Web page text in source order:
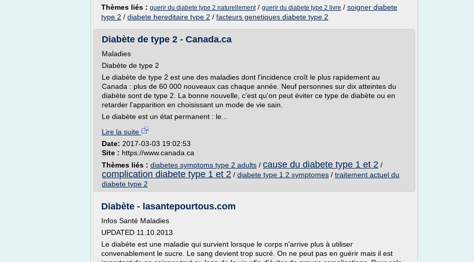
Thèmes liés : guerir du diabete type 2 naturellement/ guerir du diabete type 2 livre / soigner diabete
type 2 / diabete hereditaire type 2 / facteurs genetiques diabete type 2
Diabète de type 2 - Canada.ca
Maladies
Diabète de type 2
Le diabète de type 2 est une des maladies dont l'incidence croît le plus rapidement au
Canada : plus de 60 000 nouveaux cas chaque année. Neuf personnes sur dix atteintes du
diabète sont de type 2. La bonne nouvelle, c'est qu'on peut éviter ce type de diabète ou en
retarder l'apparition en choisissant un mode de vie sain.
Le diabète est un état permanent : le...
Lire la suite
Date: 2017-03-03 19:02:53
Site : https://www.canada.ca
Thèmes liés : diabetes symptoms type 2 adults / cause du diabete type 1 et 2 /
complication diabete type 1 et 2 / diabete type 1 2 symptomes / traitement actuel du
diabete type 2
Diabète - lasantepourtous.com
Infos Santé Maladies
UPDATED 11.10.2013
Le diabète est une maladie qui survient lorsque le corps n'arrive plus à utiliser
convenablement le sucre. Le sang devient trop sucré. On ne peut pas en guérir mais il est